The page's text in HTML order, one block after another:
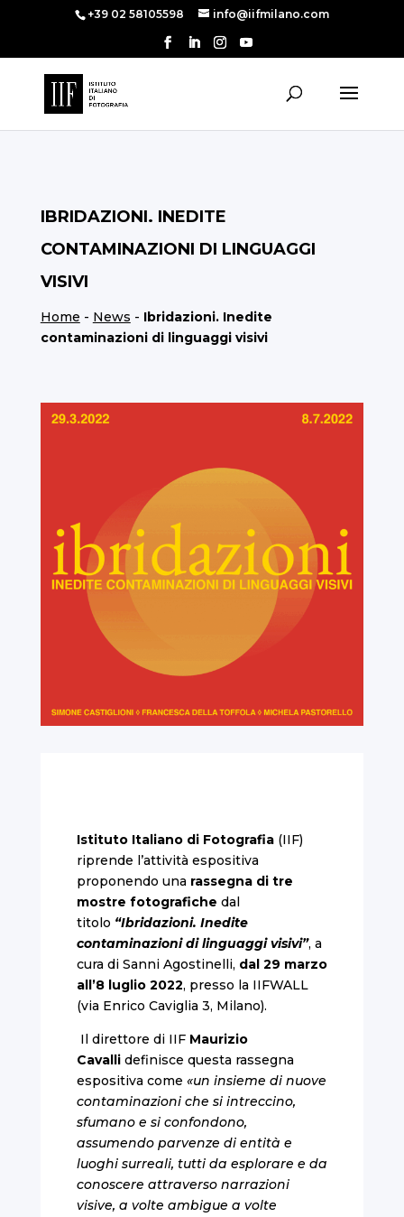
+39 02 58105598 info@iifmilano.com
IBRIDAZIONI. INEDITE
CONTAMINAZIONI DI LINGUAGGI
VISIVI
Home - News - Ibridazioni. Inedite
contaminazioni di linguaggi visivi
Istituto Italiano di Fotografia (IIF)
riprende l’attività espositiva
proponendo una rassegna di tre
mostre fotografiche dal
titolo “Ibridazioni. Inedite
contaminazioni di linguaggi visivi”, a
cura di Sanni Agostinelli, dal 29 marzo
all’8 luglio 2022, presso la IIFWALL
(via Enrico Caviglia 3, Milano).
Il direttore di IIF Maurizio
Cavalli definisce questa rassegna
espositiva come «un insieme di nuove
contaminazioni che si intreccino,
sfumano e si confondono,
assumendo parvenze di entità e
luoghi surreali, tutti da esplorare e da
conoscere attraverso narrazioni
visive, a volte ambigue a volte